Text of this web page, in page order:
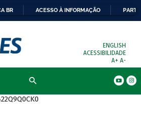
BR ACESSO À INFORMAÇÃO
ENGLISH
ACESSIBILIDADE
A+ A-